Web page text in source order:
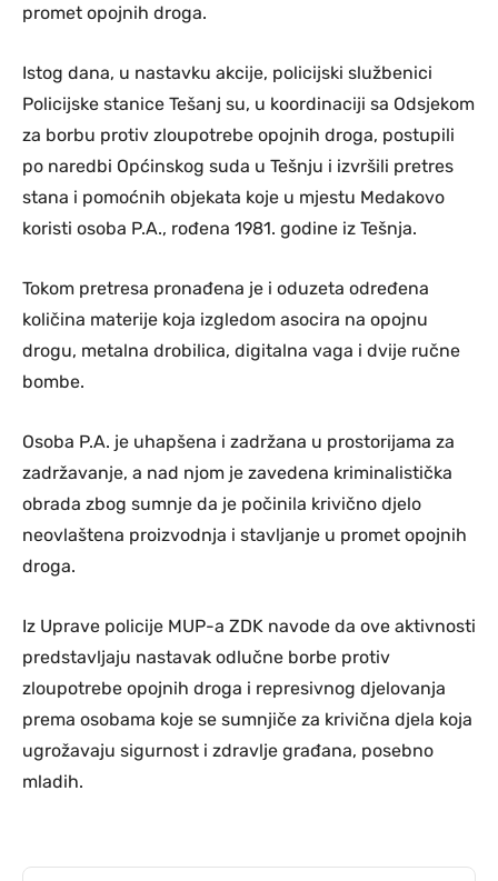
promet opojnih droga.
Istog dana, u nastavku akcije, policijski službenici
Policijske stanice Tešanj su, u koordinaciji sa Odsjekom
za borbu protiv zloupotrebe opojnih droga, postupili
po naredbi Općinskog suda u Tešnju i izvršili pretres
stana i pomoćnih objekata koje u mjestu Medakovo
koristi osoba P.A., rođena 1981. godine iz Tešnja.
Tokom pretresa pronađena je i oduzeta određena
količina materije koja izgledom asocira na opojnu
drogu, metalna drobilica, digitalna vaga i dvije ručne
bombe.
Osoba P.A. je uhapšena i zadržana u prostorijama za
zadržavanje, a nad njom je zavedena kriminalistička
obrada zbog sumnje da je počinila krivično djelo
neovlaštena proizvodnja i stavljanje u promet opojnih
droga.
Iz Uprave policije MUP-a ZDK navode da ove aktivnosti
predstavljaju nastavak odlučne borbe protiv
zloupotrebe opojnih droga i represivnog djelovanja
prema osobama koje se sumnjiče za krivična djela koja
ugrožavaju sigurnost i zdravlje građana, posebno
mladih.